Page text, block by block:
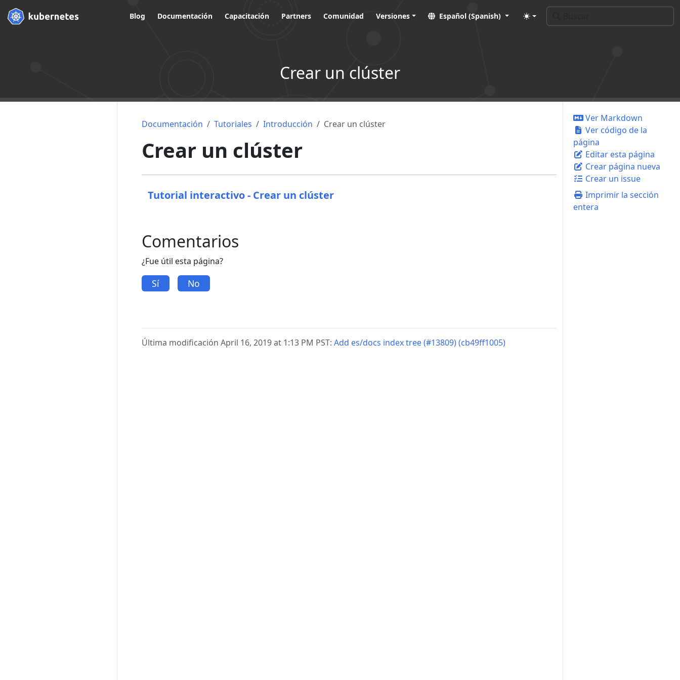
Blog Documentación Capacitación Partners Comunidad Versiones Español (Spanish)
Crear un clúster
Ver Markdown
Ver código de la
página
Editar esta página
Crear página nueva
Crear un issue
Imprimir la sección
entera
Documentación Tutoriales Introducción Crear un clúster
Crear un clúster
Tutorial interactivo - Crear un clúster
Comentarios
¿Fue útil esta página?
Sí No
Última modificación April 16, 2019 at 1:13 PM PST: Add es/docs index tree (#13809) (cb49ff1005)